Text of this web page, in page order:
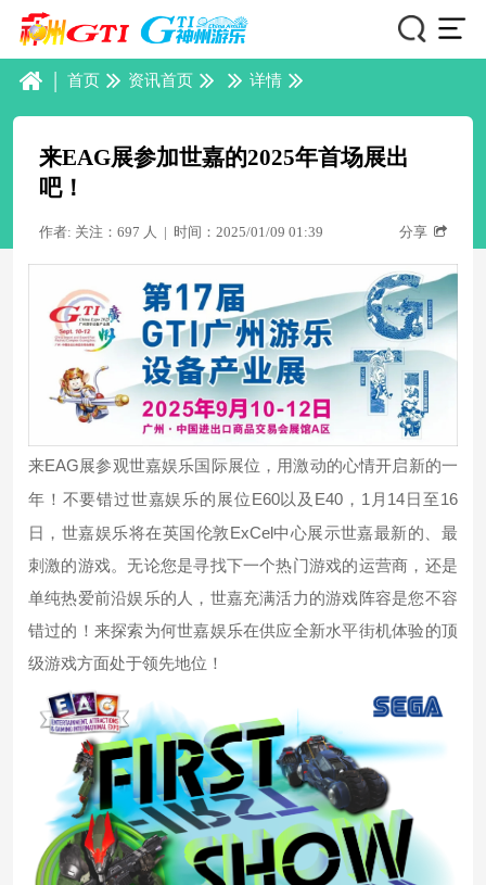
| 首页 资讯首页 详情
来EAG展参加世嘉的2025年首场展出
吧！
作者: 关注：697 人 | 时间：2025/01/09 01:39 分享
来EAG展参观世嘉娱乐国际展位，用激动的心情开启新的一
年！不要错过世嘉娱乐的展位E60以及 E40 ， 1 月 14日至16
日，世嘉娱乐将在英国伦敦ExCel中心展示世嘉最新的、最
刺激的游戏。无论您是寻找下一个热门游戏的运营商，还是
单纯热爱前沿娱乐的人，世嘉充满活力的游戏阵容是您不容
错过的！来探索为何世嘉娱乐在供应全新水平街机体验的顶
级游戏方面处于领先地位！